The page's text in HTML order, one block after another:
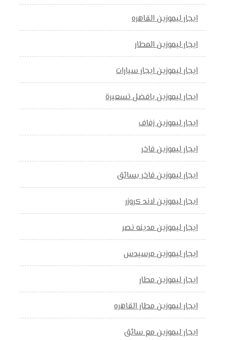
ايجار ليموزين القاهره
ايجار ليموزين المطار
ايجار ليموزين ايجار سيارات
ايجار ليموزين بافضل تسعيرة
ايجار ليموزين زفاف
ايجار ليموزين فاخر
ايجار ليموزين فاخر بسائق
ايجار ليموزين لاند كروزر
ايجار ليموزين مدينه نصر
ايجار ليموزين مرسيدس
ايجار ليموزين مطار
ايجار ليموزين مطار القاهره
ايجار ليموزين مع سائق